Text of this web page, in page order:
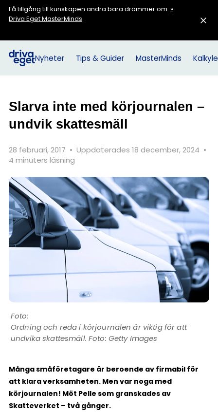
Få tillgång till kunskapen andra bara drömmer om. »
Driva Eget MasterMinds
Nyheter Tips & Guider MasterMinds
Slarva inte med körjournalen –
undvik skattesmäll
28 februari, 2017 • Uppdaterades 18 december, 2024 •
4 minuters läsning
Ordning och reda i körjournalen är viktig för att
undvika skattesmäll. Foto: Getty Images
Många småföretagare är beroende av firmabil för
att klara verksamheten. Men var noga med
körjournalen! Möt Pelle som granskades av
Skatteverket – två gånger.